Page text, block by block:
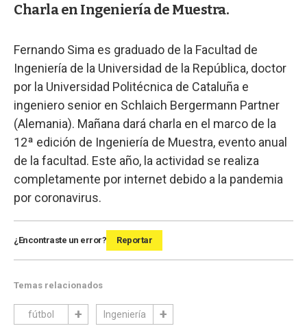
Charla en Ingeniería de Muestra.
Fernando Sima es graduado de la Facultad de
Ingeniería de la Universidad de la República, doctor
por la Universidad Politécnica de Cataluña e
ingeniero senior en Schlaich Bergermann Partner
(Alemania). Mañana dará charla en el marco de la
12ª edición de Ingeniería de Muestra, evento anual
de la facultad. Este año, la actividad se realiza
completamente por internet debido a la pandemia
por coronavirus.
¿Encontraste un error? Reportar
Temas relacionados
fútbol Ingeniería